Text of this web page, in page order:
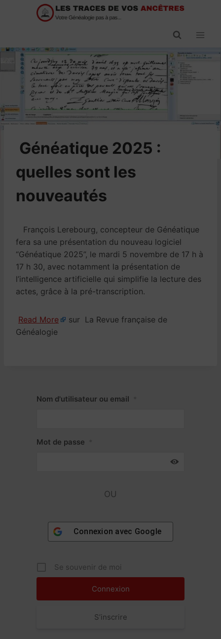
​Généatique 2025 :
quelles sont les
nouveautés
François Lerebourg, concepteur de Généatique
fera sa une présentation du nouveau logiciel
“Généatique 2025”, le mardi 5 novembre de 17 h à
17 h 30, avec notamment la présentation de
l’intelligence artificielle qui simplifie la lecture des
actes, grâce à la pré-transcription.
Read More
sur La Revue française de
Généalogie
Nom d'utilisateur ou email
Mot de passe
OU
Connexion avec Google
Se souvenir de moi
S’inscrire